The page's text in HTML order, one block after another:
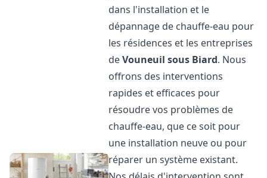
dans l'installation et le
dépannage de chauffe-eau pour
les résidences et les entreprises
deVouneuil sous Biard. Nous
offrons des interventions
rapides et efficaces pour
résoudre vos problèmes de
chauffe-eau, que ce soit pour
une installation neuve ou pour
réparer un système existant.